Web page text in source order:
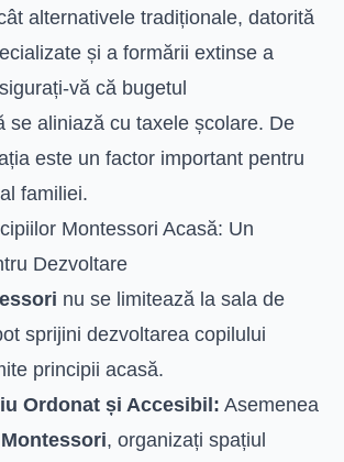
alternativele tradiționale, datorită
și a formării extinse a
vă că bugetul
se aliniază cu taxele școlare. De
este un factor important pentru
familiei.
Montessori Acasă: Un
Dezvoltare
nu se limitează la sala de
sprijini dezvoltarea copilului
principii acasă.
Ordonat și Accesibil: Asemenea
, organizați spațiul